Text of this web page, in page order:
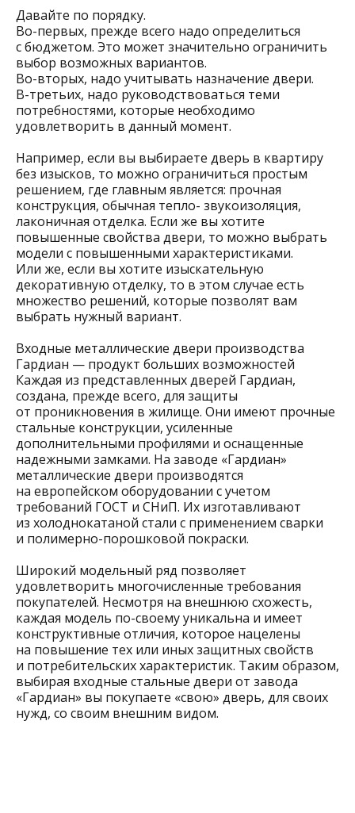
Давайте по порядку.
Во-первых, прежде всего надо определиться
с бюджетом. Это может значительно ограничить
выбор возможных вариантов.
Во-вторых, надо учитывать назначение двери.
В-третьих, надо руководствоваться теми
потребностями, которые необходимо
удовлетворить в данный момент.
Например, если вы выбираете дверь в квартиру
без изысков, то можно ограничиться простым
решением, где главным является: прочная
конструкция, обычная тепло- звукоизоляция,
лаконичная отделка. Если же вы хотите
повышенные свойства двери, то можно выбрать
модели с повышенными характеристиками.
Или же, если вы хотите изыскательную
декоративную отделку, то в этом случае есть
множество решений, которые позволят вам
выбрать нужный вариант.
Входные металлические двери производства
Гардиан — продукт больших возможностей
Каждая из представленных дверей Гардиан,
создана, прежде всего, для защиты
от проникновения в жилище. Они имеют прочные
стальные конструкции, усиленные
дополнительными профилями и оснащенные
надежными замками. На заводе «Гардиан»
металлические двери производятся
на европейском оборудовании с учетом
требований ГОСТ и СНиП. Их изготавливают
из холоднокатаной стали с применением сварки
и полимерно-порошковой покраски.
Широкий модельный ряд позволяет
удовлетворить многочисленные требования
покупателей. Несмотря на внешнюю схожесть,
каждая модель по-своему уникальна и имеет
конструктивные отличия, которое нацелены
на повышение тех или иных защитных свойств
и потребительских характеристик. Таким образом,
выбирая входные стальные двери от завода
«Гардиан» вы покупаете «свою» дверь, для своих
нужд, со своим внешним видом.